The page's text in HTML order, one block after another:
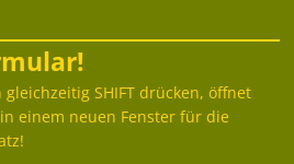
SHIFT drücken, öffnet
einem neuen Fenster für die